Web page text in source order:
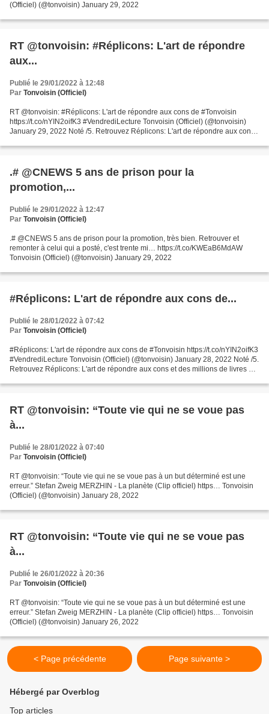
(Officiel) (@tonvoisin) January 29, 2022
RT @tonvoisin: #Réplicons: L'art de répondre
aux...
Publié le 29/01/2022 à 12:48
Par Tonvoisin (Officiel)
RT @tonvoisin: #Réplicons: L'art de répondre aux cons de #Tonvoisin
https://t.co/nYIN2oifK3 #VendrediLecture Tonvoisin (Officiel) (@tonvoisin)
January 29, 2022 Noté /5. Retrouvez Réplicons: L'art de répondre aux cons
.# @CNEWS 5 ans de prison pour la
promotion,...
Publié le 29/01/2022 à 12:47
Par Tonvoisin (Officiel)
.# @CNEWS 5 ans de prison pour la promotion, très bien. Retrouver et
remonter à celui qui a posté, c'est trente mi… https://t.co/KWEaB6MdAW
Tonvoisin (Officiel) (@tonvoisin) January 29, 2022
#Réplicons: L'art de répondre aux cons de...
Publié le 28/01/2022 à 07:42
Par Tonvoisin (Officiel)
#Réplicons: L'art de répondre aux cons de #Tonvoisin https://t.co/nYIN2oifK3
#VendrediLecture Tonvoisin (Officiel) (@tonvoisin) January 28, 2022 Noté /5.
Retrouvez Réplicons: L'art de répondre aux cons et des millions de livres en
RT @tonvoisin: “Toute vie qui ne se voue pas
à...
Publié le 28/01/2022 à 07:40
Par Tonvoisin (Officiel)
RT @tonvoisin: “Toute vie qui ne se voue pas à un but déterminé est une
erreur.” Stefan Zweig MERZHIN - La planète (Clip officiel) https… Tonvoisin
(Officiel) (@tonvoisin) January 28, 2022
RT @tonvoisin: “Toute vie qui ne se voue pas
à...
Publié le 26/01/2022 à 20:36
Par Tonvoisin (Officiel)
RT @tonvoisin: “Toute vie qui ne se voue pas à un but déterminé est une
erreur.” Stefan Zweig MERZHIN - La planète (Clip officiel) https… Tonvoisin
(Officiel) (@tonvoisin) January 26, 2022
< Page précédente Page suivante >
Hébergé par Overblog
Top articles